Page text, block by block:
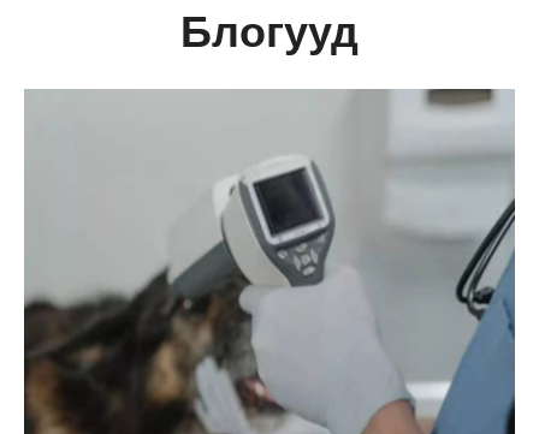
Блогууд